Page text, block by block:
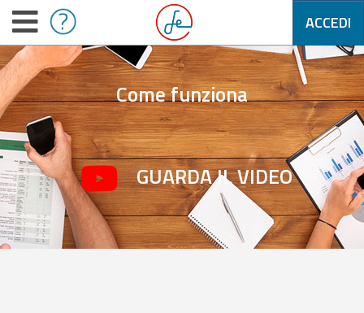
ACCEDI
Come funziona
GUARDA IL VIDEO